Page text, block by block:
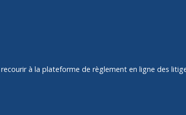
à la plateforme de règlement en ligne des